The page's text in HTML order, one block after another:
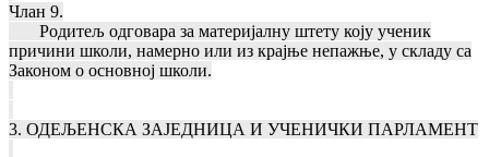
Члан 9.
Родитељ одговара за материјалну штету коју ученик
причини школи, намерно или из крајње непажње, у складу са
Законом о основној школи.
3. ОДЕЉЕНСКА ЗАЈЕДНИЦА И УЧЕНИЧКИ ПАРЛАМЕНТ